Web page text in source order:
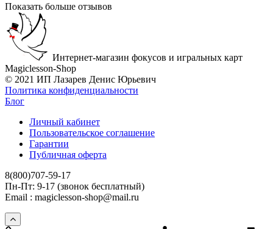
Показать больше отзывов
Интернет-магазин фокусов и игральных карт
Magiclesson-Shop
© 2021 ИП Лазарев Денис Юрьевич
Политика конфиденциальности
Блог
Личный кабинет
Пользовательское соглашение
Гарантии
Публичная оферта
8(800)707-59-17
Пн-Пт: 9-17 (звонок бесплатный)
Email : magiclesson-shop@mail.ru